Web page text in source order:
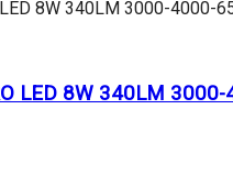
LED 8W 340LM